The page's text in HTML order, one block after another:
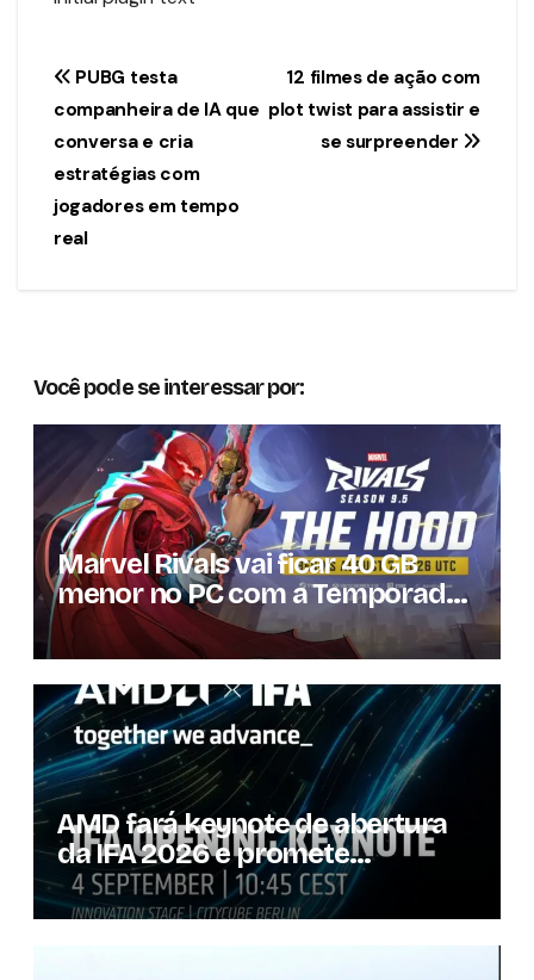
Navegação
de
Post
12 filmes de ação com
plot twist para assistir e
se surpreender
PUBG testa
companheira de IA que
conversa e cria
estratégias com
jogadores em tempo
real
Você pode se interessar por:
Marvel Rivals vai ficar 40 GB
menor no PC com a Temporada
9.5
AMD fará keynote de abertura
da IFA 2026 e promete
novidades para os
consumidores